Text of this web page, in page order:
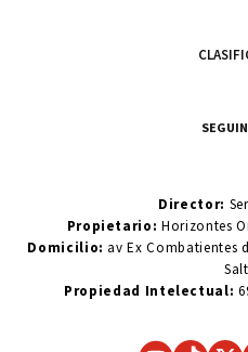
Director:
Propietario:Horizontes
Domicilio: av Ex Combatientes
Propiedad Intelectual: